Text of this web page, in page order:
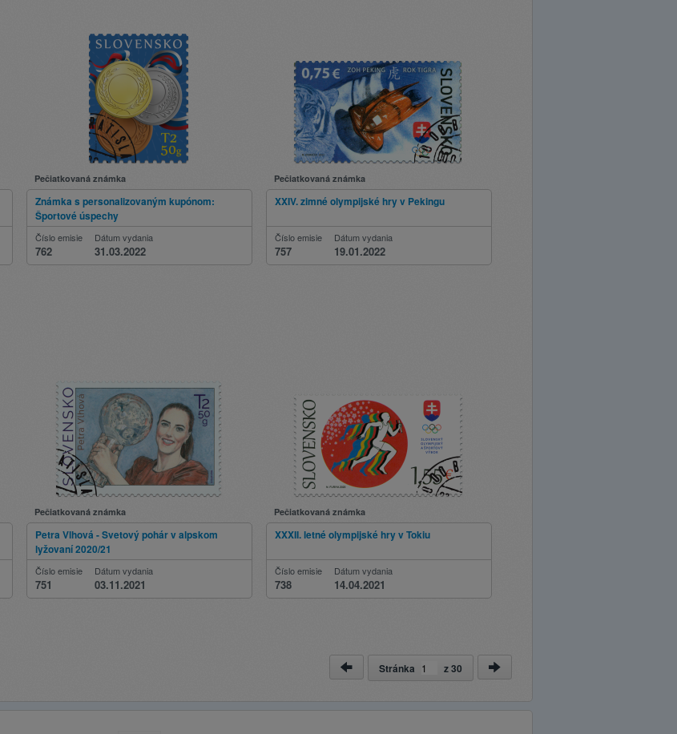
Pečiatkovaná známka
Známka s personalizovaným kupónom:
Športové úspechy
Číslo emisie
762
Dátum vydania
31.03.2022
Pečiatkovaná známka
XXIV. zimné olympijské hry v Pekingu
Číslo emisie
757
Dátum vydania
19.01.2022
Pečiatkovaná známka
Petra Vlhová - Svetový pohár v alpskom
lyžovaní 2020/21
Číslo emisie
751
Dátum vydania
03.11.2021
Pečiatkovaná známka
XXXII. letné olympijské hry v Tokiu
Číslo emisie
738
Dátum vydania
14.04.2021
Stránka z30